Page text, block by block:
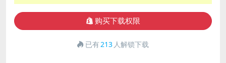
购买下载权限
已有213 人解锁下载